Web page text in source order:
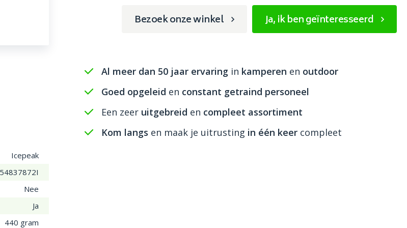
Icepeak
Nee
Ja
440 gram
Bezoek onze winkel Ja, ik ben geïnteresseerd
Al meer dan 50 jaar ervaring in kamperen en outdoor
Goed opgeleid en constant getraind personeel
Een zeer uitgebreid en compleet assortiment
Kom langs en maak je uitrusting in één keer compleet